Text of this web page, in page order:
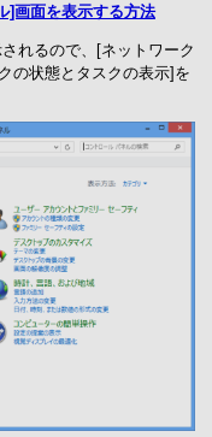
]画面を表示する方法
れるので、[ネットワーク
の状態とタスクの表示]を